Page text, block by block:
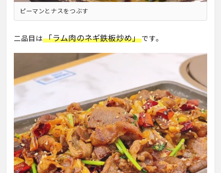
ピーマンとナスをつぶす
二品目は 「ラム肉のネギ鉄板炒め」 です。